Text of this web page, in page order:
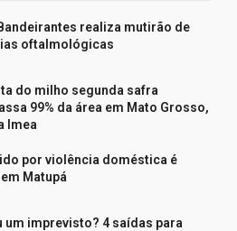
realiza mutirão de
oftalmológicas
do milho segunda safra
99% da área em Mato Grosso,
Imea
por violência doméstica é
Matupá
um imprevisto? 4 saídas para